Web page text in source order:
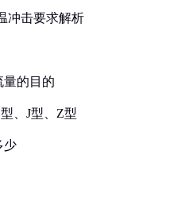
冲击要求解析
量的目的
、J型、Z型
少